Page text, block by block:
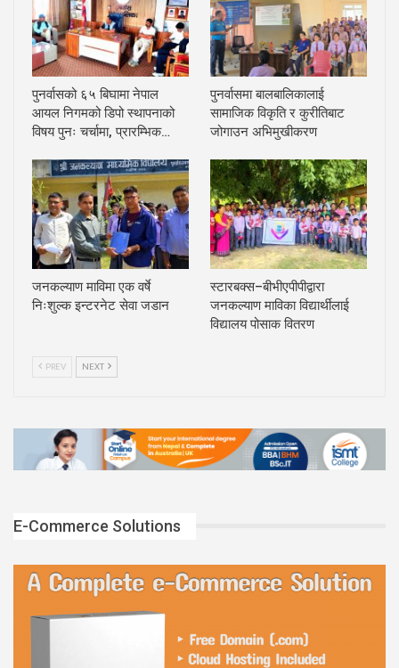
पुनर्वासको ६५ बिघामा नेपाल
आयल निगमको डिपो स्थापनाको
विषय पुनः चर्चामा, प्रारम्भिक…
पुनर्वासमा बालबालिकालाई
सामाजिक विकृति र कुरीतिबाट
जोगाउन अभिमुखीकरण
जनकल्याण माविमा एक वर्षे
निःशुल्क इन्टरनेट सेवा जडान
स्टारबक्स–बीभीएपीपीद्वारा
जनकल्याण माविका विद्यार्थीलाई
विद्यालय पोसाक वितरण
PREV NEXT
E-Commerce Solutions